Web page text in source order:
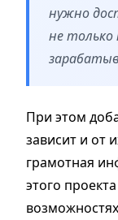
нужно
не только
При этом
зависит и от
грамотная
этого